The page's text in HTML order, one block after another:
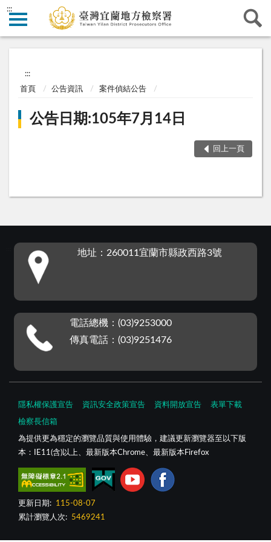
:::
:::
首頁 公告資訊 案件偵結公告
公告日期:105年7月14日
回上一頁
地址：260011宜蘭市縣政西路3號
電話總機：(03)9253000
傳真電話：(03)9251476
隱私權保護宣告 資訊安全政策宣告 資料開放宣告 表單下載
檢察長信箱
為提供更為穩定的瀏覽品質與使用體驗，建議更新瀏覽器至以下版
本：IE11(含)以上、最新版本Chrome、最新版本Firefox
更新日期:
115-08-07
累計瀏覽人次:
5469241